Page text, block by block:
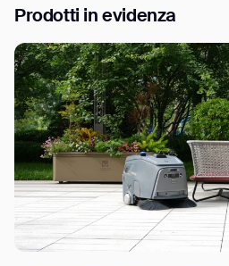
Prodotti in evidenza